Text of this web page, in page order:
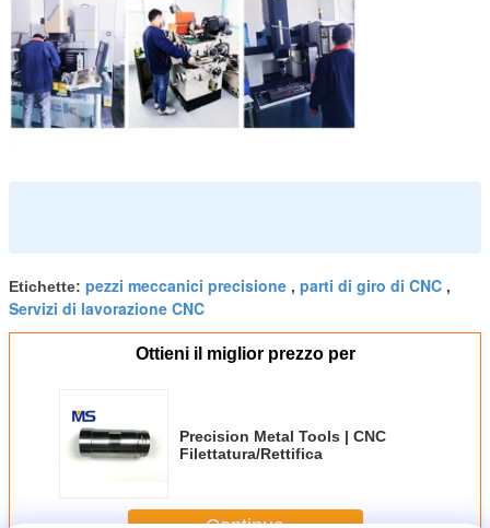
Etichette: pezzi meccanici precisione , parti di giro di CNC ,
Servizi di lavorazione CNC
Ottieni il miglior prezzo per
Precision Metal Tools | CNC
Filettatura/Rettifica